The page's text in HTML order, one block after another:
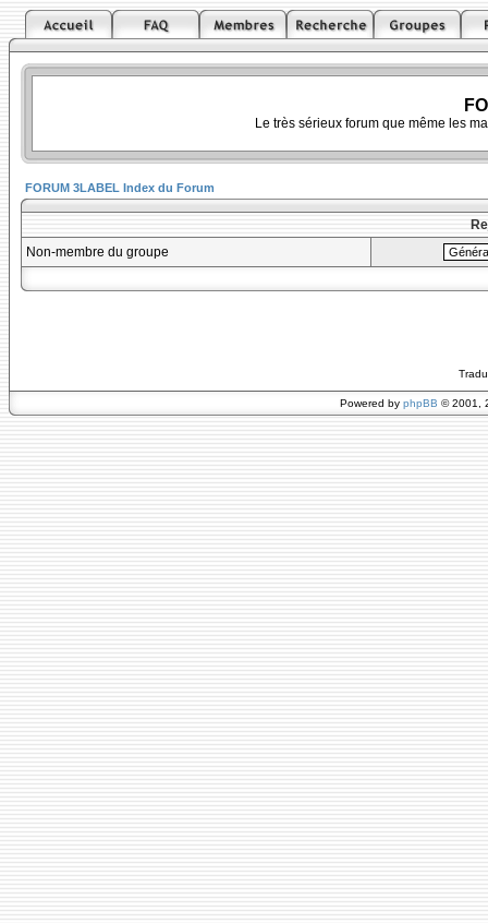
Le très sérieux forum que même les
FORUM 3LABEL Index du Forum
Non-membre du groupe
Powered by phpBB © 2001,